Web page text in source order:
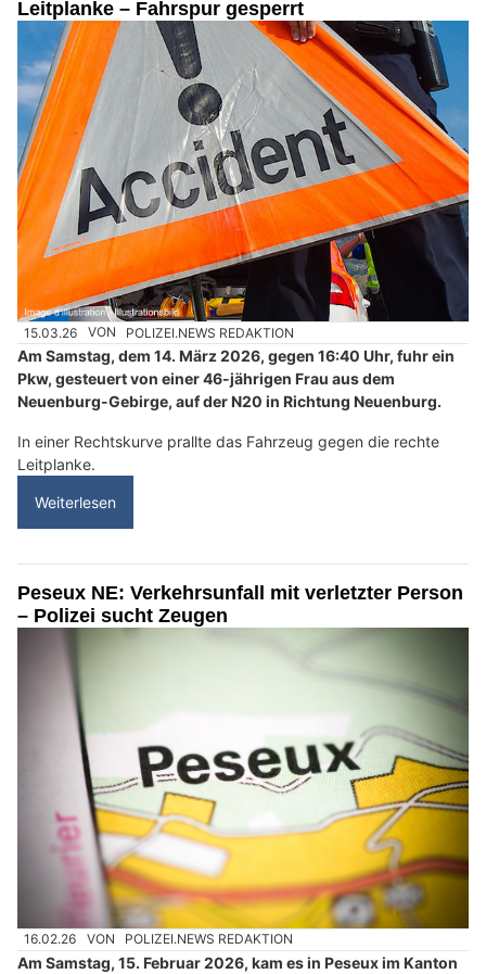
Leitplanke – Fahrspur gesperrt
15.03.26 VON POLIZEI.NEWS REDAKTION
Am Samstag, dem 14. März 2026, gegen 16:40 Uhr, fuhr ein
Pkw, gesteuert von einer 46-jährigen Frau aus dem
Neuenburg-Gebirge, auf der N20 in Richtung Neuenburg.
In einer Rechtskurve prallte das Fahrzeug gegen die rechte
Leitplanke.
Weiterlesen
Peseux NE: Verkehrsunfall mit verletzter Person
– Polizei sucht Zeugen
16.02.26 VON POLIZEI.NEWS REDAKTION
Am Samstag, 15. Februar 2026, kam es in Peseux im Kanton